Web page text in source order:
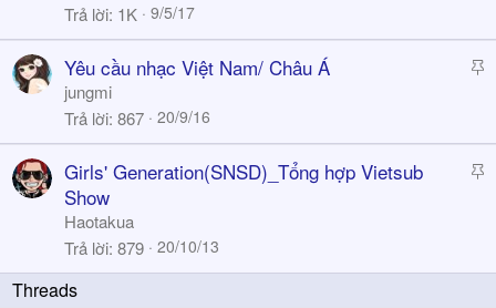
c
k
Trả lời 1K 9/5/17
S
c
k
Yêu cầu nhạc Việt Nam/ Châu Á
jungmi
Trả lời 867 20/9/16
S
k
Girls' Generation(SNSD)_Tổng hợp Vietsub
Show
Haotakua
Trả lời 879 20/10/13